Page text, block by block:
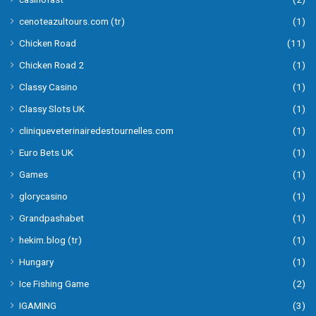
cenoteazultours.com (tr)
(1)
Chicken Road
(11)
Chicken Road 2
(1)
Classy Casino
(1)
Classy Slots UK
(1)
cliniqueveterinairedestournelles.com
(1)
Euro Bets UK
(1)
Games
(1)
glorycasino
(1)
Grandpashabet
(1)
hekim.blog (tr)
(1)
Hungary
(1)
Ice Fishing Game
(2)
IGAMING
(3)